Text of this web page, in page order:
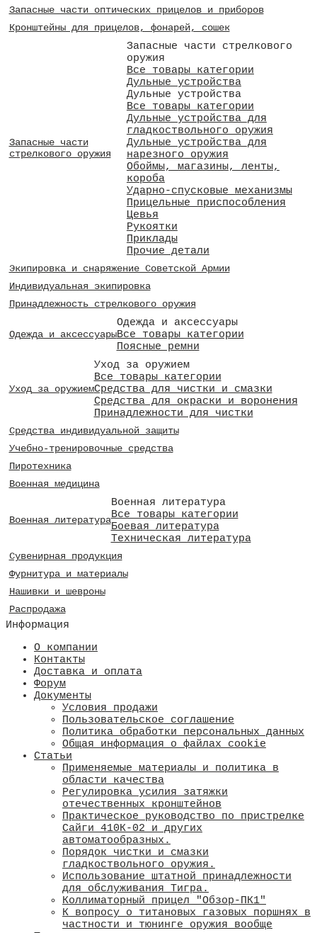
Запасные части оптических прицелов и приборов
Кронштейны для прицелов, фонарей, сошек
Запасные части
стрелкового оружия
Запасные части стрелкового
оружия
Все товары категории
Дульные устройства
Дульные устройства
Все товары категории
Дульные устройства для
гладкоствольного оружия
Дульные устройства для
нарезного оружия
Обоймы, магазины, ленты,
короба
Ударно-спусковые механизмы
Прицельные приспособления
Цевья
Рукоятки
Приклады
Прочие детали
Экипировка и снаряжение Советской Армии
Индивидуальная экипировка
Принадлежность стрелкового оружия
Одежда и аксессуары
Одежда и аксессуары
Все товары категории
Поясные ремни
Уход за оружием
Уход за оружием
Все товары категории
Средства для чистки и смазки
Средства для окраски и воронения
Принадлежности для чистки
Средства индивидуальной защиты
Учебно-тренировочные средства
Пиротехника
Военная медицина
Военная литература
Военная литература
Все товары категории
Боевая литература
Техническая литература
Сувенирная продукция
Фурнитура и материалы
Нашивки и шевроны
Распродажа
Информация
О компании
Контакты
Доставка и оплата
Форум
Документы
Условия продажи
Пользовательское соглашение
Политика обработки персональных данных
Общая информация о файлах cookie
Статьи
Применяемые материалы и политика в
области качества
​Регулировка усилия затяжки
отечественных кронштейнов
Практическое руководство по пристрелке
Сайги 410К-02 и других
автоматообразных.
Порядок чистки и смазки
гладкоствольного оружия.
Использование штатной принадлежности
для обслуживания Тигра.
Коллиматорный прицел "Обзор-ПК1"
К вопросу о титановых газовых поршнях в
частности и тюнинге оружия вообще